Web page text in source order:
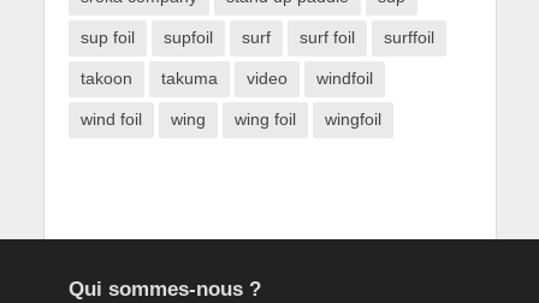
sup foil supfoil surf surf foil surffoil
takoon takuma video windfoil
wind foil wing wing foil wingfoil
Qui sommes-nous ?